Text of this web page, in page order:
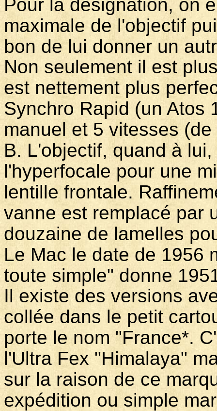
Pour la désignation, on
maximale de l'objectif
bon de lui donner un
Non seulement il est
est nettement plus
Synchro Rapid (un Atos
manuel et 5 vitesses
B. L'objectif, quand à
l'hyperfocale pour une
lentille frontale.
vanne est remplacé par
douzaine de lamelles
Le Mac le date de 1956
toute simple" donne
Il existe des versions
collée dans le petit
porte le nom "France*.
l'Ultra Fex "Himalaya"
sur la raison de ce
expédition ou simple